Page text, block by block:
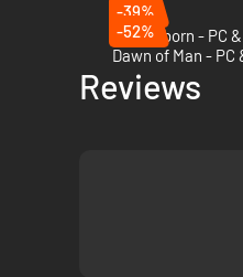
-39%
Timberborn - PC
-52%
Dawn of Man - PC
Reviews